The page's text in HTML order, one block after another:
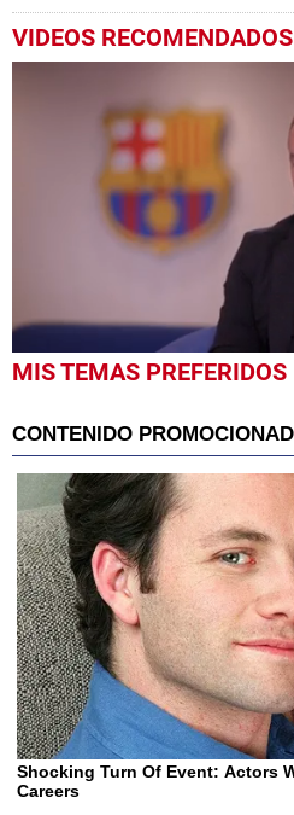
VIDEOS RECOMENDADOS
0
seconds
minutes,
30
seconds
MIS TEMAS PREFERIDOS